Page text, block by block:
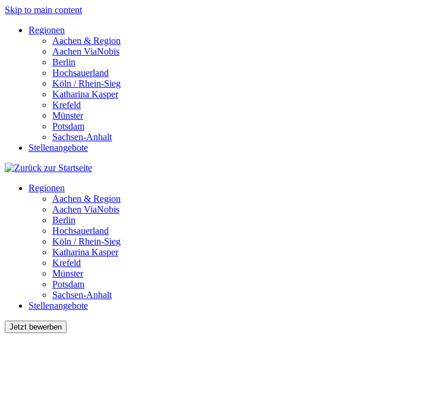
Skip to main content
Regionen
Aachen & Region
Aachen ViaNobis
Berlin
Hochsauerland
Köln / Rhein-Sieg
Katharina Kasper
Krefeld
Münster
Potsdam
Sachsen-Anhalt
Stellenangebote
Regionen
Aachen & Region
Aachen ViaNobis
Berlin
Hochsauerland
Köln / Rhein-Sieg
Katharina Kasper
Krefeld
Münster
Potsdam
Sachsen-Anhalt
Stellenangebote
Jetzt bewerben